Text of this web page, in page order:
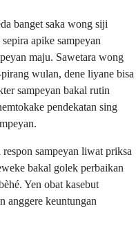
banget saka wong siji
apike sampeyan
maju. Sawetara wong
wulan, dene liyane bisa
sampeyan bakal rutin
pendekatan sing
sampeyan liwat priksa
bakal golek perbaikan
Yen obat kasebut
anggere keuntungan